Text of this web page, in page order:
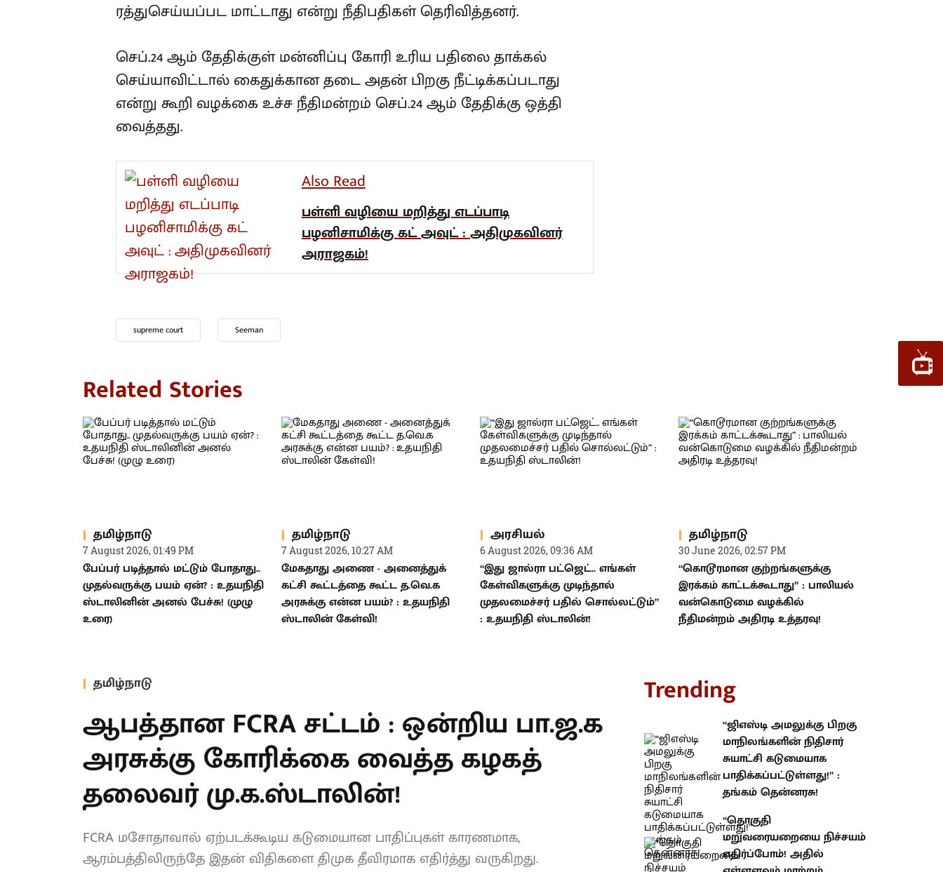
ரத்துசெய்யப்பட மாட்டாது என்று நீதிபதிகள் தெரிவித்தனர்.
செப்.24 ஆம் தேதிக்குள் மன்னிப்பு கோரி உரிய பதிலை தாக்கல்
செய்யாவிட்டால் கைதுக்கான தடை அதன் பிறகு நீட்டிக்கப்படாது
என்று கூறி வழக்கை உச்ச நீதிமன்றம் செப்.24 ஆம் தேதிக்கு ஒத்தி
வைத்தது.
Also Read
பள்ளி வழியை மறித்து எடப்பாடி
பழனிசாமிக்கு கட் அவுட் : அதிமுகவினர்
அராஜகம்!
supreme court Seeman
Related Stories
தமிழ்நாடு
7 August 2026, 01:49 PM
பேப்பர் படித்தால் மட்டும் போதாது..
முதல்வருக்கு பயம் ஏன்? : உதயநிதி
ஸ்டாலினின் அனல் பேச்சு! (முழு
உரை)
தமிழ்நாடு
7 August 2026, 10:27 AM
மேகதாது அணை - அனைத்துக்
கட்சி கூட்டத்தை கூட்ட த.வெ.க
அரசுக்கு என்ன பயம்? : உதயநிதி
ஸ்டாலின் கேள்வி!
அரசியல்
6 August 2026, 09:36 AM
“இது ஜால்ரா பட்ஜெட்.. எங்கள்
கேள்விகளுக்கு முடிந்தால்
முதலமைச்சர் பதில் சொல்லட்டும்”
: உதயநிதி ஸ்டாலின்!
தமிழ்நாடு
30 June 2026, 02:57 PM
“கொடூரமான குற்றங்களுக்கு
இரக்கம் காட்டக்கூடாது” : பாலியல்
வன்கொடுமை வழக்கில்
நீதிமன்றம் அதிரடி உத்தரவு!
தமிழ்நாடு
ஆபத்தான FCRA சட்டம் : ஒன்றிய
பா.ஜ.க அரசுக்கு கோரிக்கை வைத்த
கழகத் தலைவர் மு.க.ஸ்டாலின்!
FCRA மசோதாவால் ஏற்படக்கூடிய கடுமையான பாதிப்புகள் காரணமாக,
ஆரம்பத்திலிருந்தே இதன் விதிகளை திமுக தீவிரமாக எதிர்த்து வருகிறது.
Trending
“ஜிஎஸ்டி அமலுக்கு பிறகு
மாநிலங்களின் நிதிசார் சுயாட்சி
கடுமையாக பாதிக்கப்பட்டுள்ளது!” :
தங்கம் தென்னரசு!
“தொகுதி மறுவரையறையை
நிச்சயம் எதிர்ப்போம்! அதில்
எள்ளளவும் மாற்றம் இல்லை!” :
கனிமொழி எம்.பி திட்டவட்டம்!